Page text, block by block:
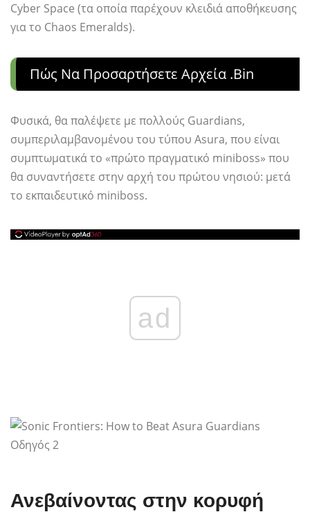
Cyber ​​Space (τα οποία παρέχουν κλειδιά αποθήκευσης
για το Chaos Emeralds).
Πώς Να Προσαρτήσετε Αρχεία .bin
Φυσικά, θα παλέψετε με πολλούς Guardians,
συμπεριλαμβανομένου του τύπου Asura, που είναι
συμπτωματικά το «πρώτο πραγματικό miniboss» που
θα συναντήσετε στην αρχή του πρώτου νησιού: μετά
το εκπαιδευτικό miniboss.
ad
Ανεβαίνοντας στην κορυφή